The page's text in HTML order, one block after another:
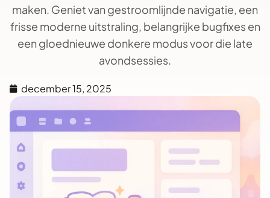
maken. Geniet van gestroomlijnde navigatie, een
frisse moderne uitstraling, belangrijke bugfixes en
een gloednieuwe donkere modus voor die late
avondsessies.
december 15, 2025